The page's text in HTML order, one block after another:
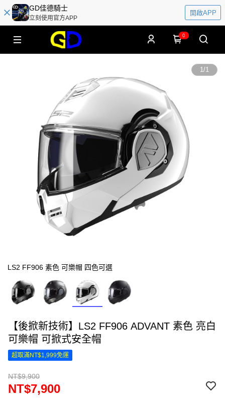
GD佳德騎士
立刻使用官方APP
開啟APP
0
1/1
LS2 FF906 素色 可樂帽 四色可選
【後掀新技術】LS2 FF906 ADVANT 素色 亮白
可樂帽 可掀式安全帽
超取滿NT$1,999免運
NT$9,900
NT$7,900